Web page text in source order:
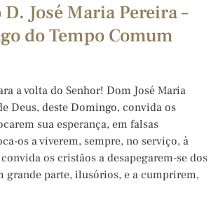
José Maria Pereira –
do Tempo Comum
a volta do Senhor! Dom José Maria
Deus, deste Domingo, convida os
sua esperança, em falsas
os a viverem, sempre, no serviço, à
os cristãos a desapegarem-se dos
grande parte, ilusórios, e a cumprirem,